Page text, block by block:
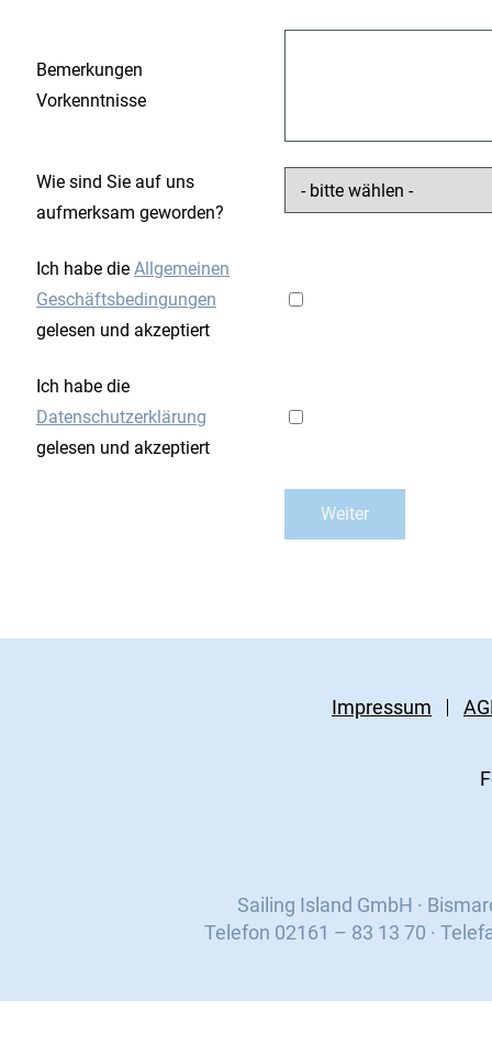
Bemerkungen
Vorkenntnisse
Wie sind Sie auf uns
aufmerksam geworden?
Ich habe die Allgemeinen
Geschäftsbedingungen
gelesen und akzeptiert
Ich habe die
Datenschutzerklärung
gelesen und akzeptiert
Impressum
Sailing Island GmbH ·
Telefon 02161 – 83 13 70 ·